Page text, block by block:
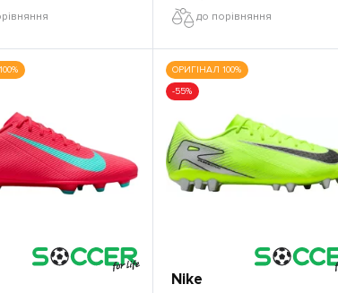
до порівняння
ОРИГІНАЛ 100%
-55%
Nike